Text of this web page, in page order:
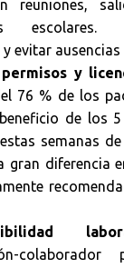
reuniones,
evitar
y
76 % de los
de los
semanas
gran diferencia
colaborador